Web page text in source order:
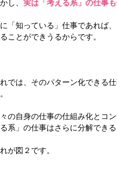
し、 実は「考える系」の仕事
「知っている」仕事であれば
ことができうるからです。
では、そのパターン化できる
の自身の仕事の仕組み化とコ
系」の仕事はさらに分解でき
が図２です。